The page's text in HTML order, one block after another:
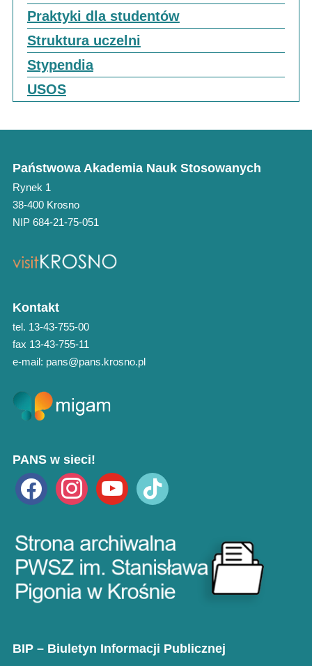
Praktyki dla studentów
Struktura uczelni
Stypendia
USOS
Państwowa Akademia Nauk Stosowanych
Rynek 1
38-400 Krosno
NIP 684-21-75-051
Kontakt
tel. 13-43-755-00
fax 13-43-755-11
e-mail: pans@pans.krosno.pl
PANS w sieci!
facebook instagramyoutube tiktok
BIP – Biuletyn Informacji Publicznej